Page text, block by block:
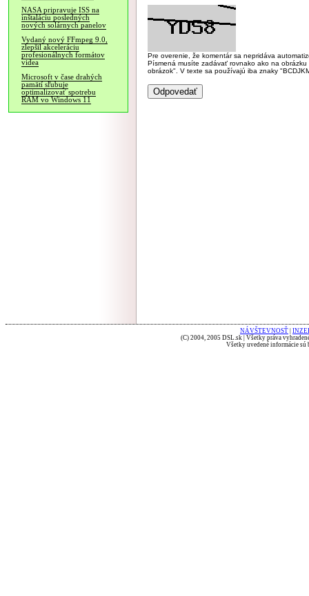
NASA pripravuje ISS na
inštaláciu posledných
nových solárnych panelov
Vydaný nový FFmpeg 9.0,
zlepšil akceleráciu
profesionálnych formátov
videa
Microsoft v čase drahých
pamätí sľubuje
optimalizovať spotrebu
RAM vo Windows 11
Pre overenie, že komentár sa nepridáva
Písmená musíte zadávať rovnako ako na
obrázok". V texte sa používajú iba znaky
NÁVŠTEVNOSŤ
(C) 2004, 2005 DSL.sk | Všetky práva
Všetky uvedené informácie sú